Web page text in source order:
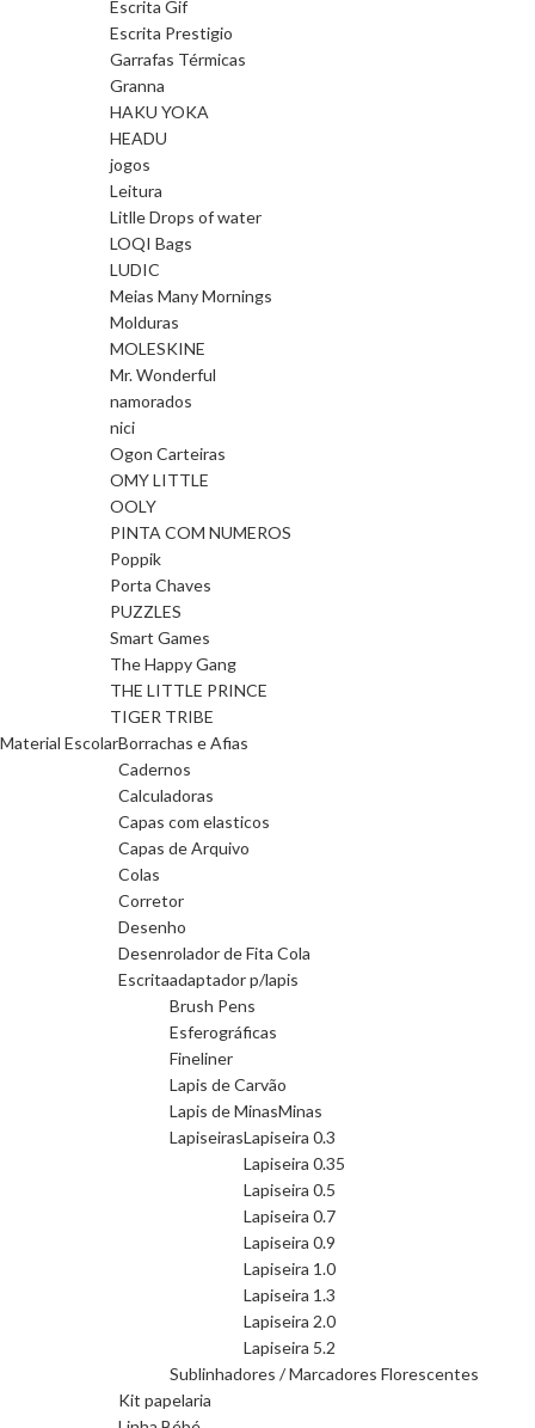
Escrita Gif
Escrita Prestigio
Garrafas Térmicas
Granna
HAKU YOKA
HEADU
jogos
Leitura
Litlle Drops of water
LOQI Bags
LUDIC
Meias Many Mornings
Molduras
MOLESKINE
Mr. Wonderful
namorados
nici
Ogon Carteiras
OMY LITTLE
OOLY
PINTA COM NUMEROS
Poppik
Porta Chaves
PUZZLES
Smart Games
The Happy Gang
THE LITTLE PRINCE
TIGER TRIBE
Material EscolarBorrachas e Afias
Cadernos
Calculadoras
Capas com elasticos
Capas de Arquivo
Colas
Corretor
Desenho
Desenrolador de Fita Cola
Escritaadaptador p/lapis
Brush Pens
Esferográficas
Fineliner
Lapis de Carvão
Lapis de MinasMinas
LapiseirasLapiseira 0.3
Lapiseira 0.35
Lapiseira 0.5
Lapiseira 0.7
Lapiseira 0.9
Lapiseira 1.0
Lapiseira 1.3
Lapiseira 2.0
Lapiseira 5.2
Sublinhadores / Marcadores Florescentes
Kit papelaria